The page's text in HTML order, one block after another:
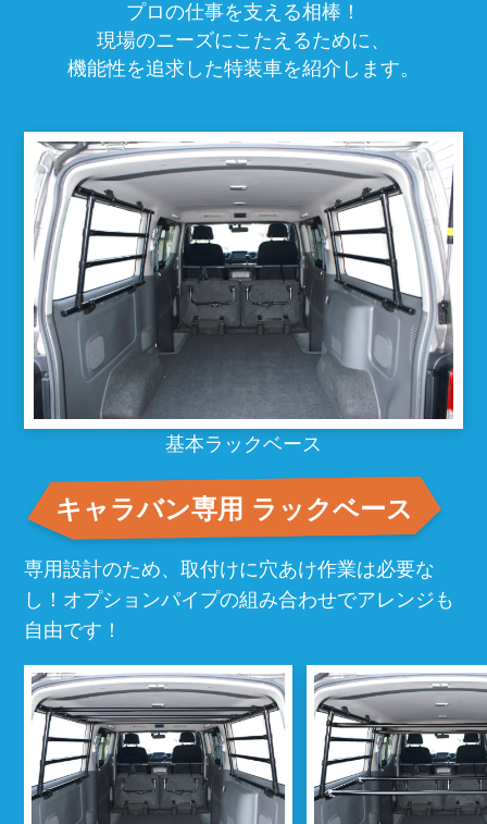
プロの仕事を支える相棒！
現場のニーズにこたえるために、
機能性を追求した特装車を紹介します。
基本ラックベース
キャラバン専用 ラックベース
専用設計のため、取付けに穴あけ作業は必要な
し！ オプションパイプの組み合わせでアレンジも
自由です！